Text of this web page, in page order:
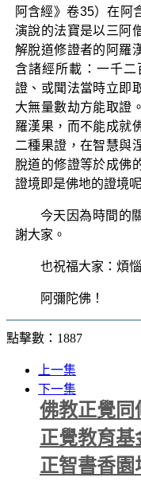
阿含經》卷35）在阿
演說的法寶是以三阿
解脫道修證者的阿羅
含諸經所載：一千
證、或聞法當時立即
大無量數劫方能取證
羅漢果，而不能成就
二種果證，在智慧與
脫道的修證等於成佛
證境即是佛地的證境
今天因為時間的
謝大家。
也祝福大家：煩
阿彌陀佛！
點擊數：1887
上一集
下一集
佛教正覺同
正覺教育基
正智書香園